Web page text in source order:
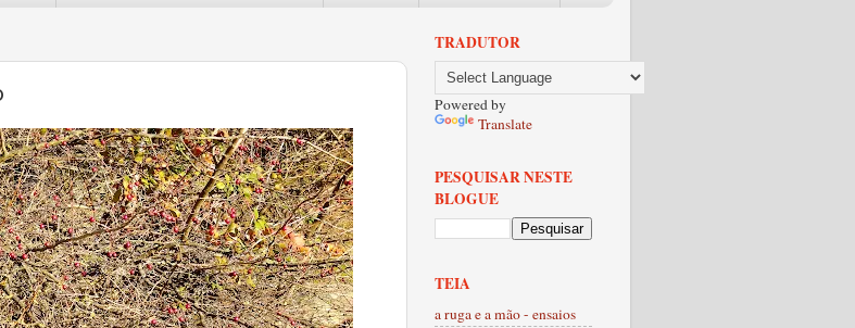
TRADUTOR
Powered by
Translate
PESQUISAR NESTE
BLOGUE
TEIA
a ruga e a mão - ensaios